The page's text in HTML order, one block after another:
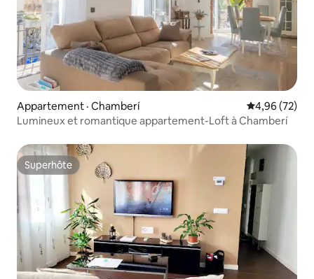
Appartement · Chamberí Note
4,96 (72)
Lumineux et romantique appartement-Loft à Chamberí
Superhôte
Superhôte